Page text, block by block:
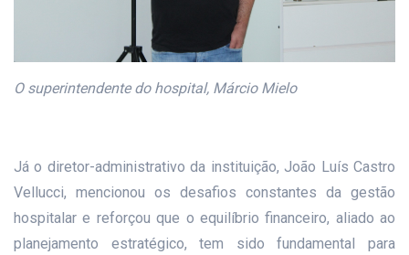
O superintendente do hospital, Márcio Mielo
Já o diretor-administrativo da instituição, João Luís Castro
Vellucci, mencionou os desafios constantes da gestão
hospitalar e reforçou que o equilíbrio financeiro, aliado ao
planejamento estratégico, tem sido fundamental para